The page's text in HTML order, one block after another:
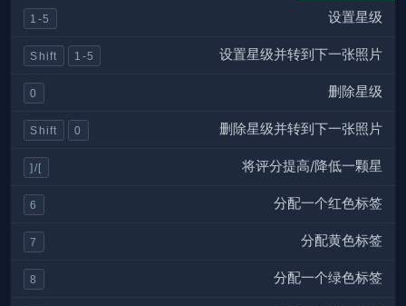
1-5 设置星级
Shift 1-5 设置星级并转到下一张照片
0 删除星级
Shift 0 删除星级并转到下一张照片
]/[ 将评分提高/降低一颗星
6 分配一个红色标签
7 分配黄色标签
8 分配一个绿色标签